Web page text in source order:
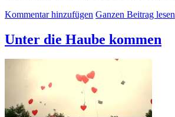
Kommentar hinzufügen Ganzen Beitrag lesen
Unter die Haube kommen